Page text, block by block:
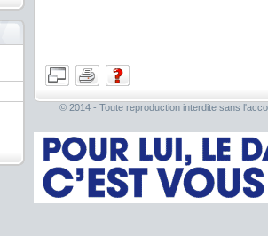
© 2014 - Toute reproduction interdite sans